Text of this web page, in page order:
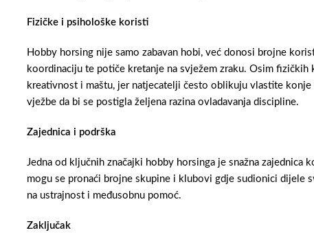
Fizičke i psihološke koristi
Hobby horsing nije samo zabavan hobi, već donosi brojne
koordinaciju te potiče kretanje na svježem zraku. Osim
kreativnost i maštu, jer natjecatelji često oblikuju vlastite
vježbe da bi se postigla željena razina ovladavanja discipline.
Zajednica i podrška
Jedna od ključnih značajki hobby horsinga je snažna
mogu se pronaći brojne skupine i klubovi gdje sudionici dijele
na ustrajnost i međusobnu pomoć.
Zaključak